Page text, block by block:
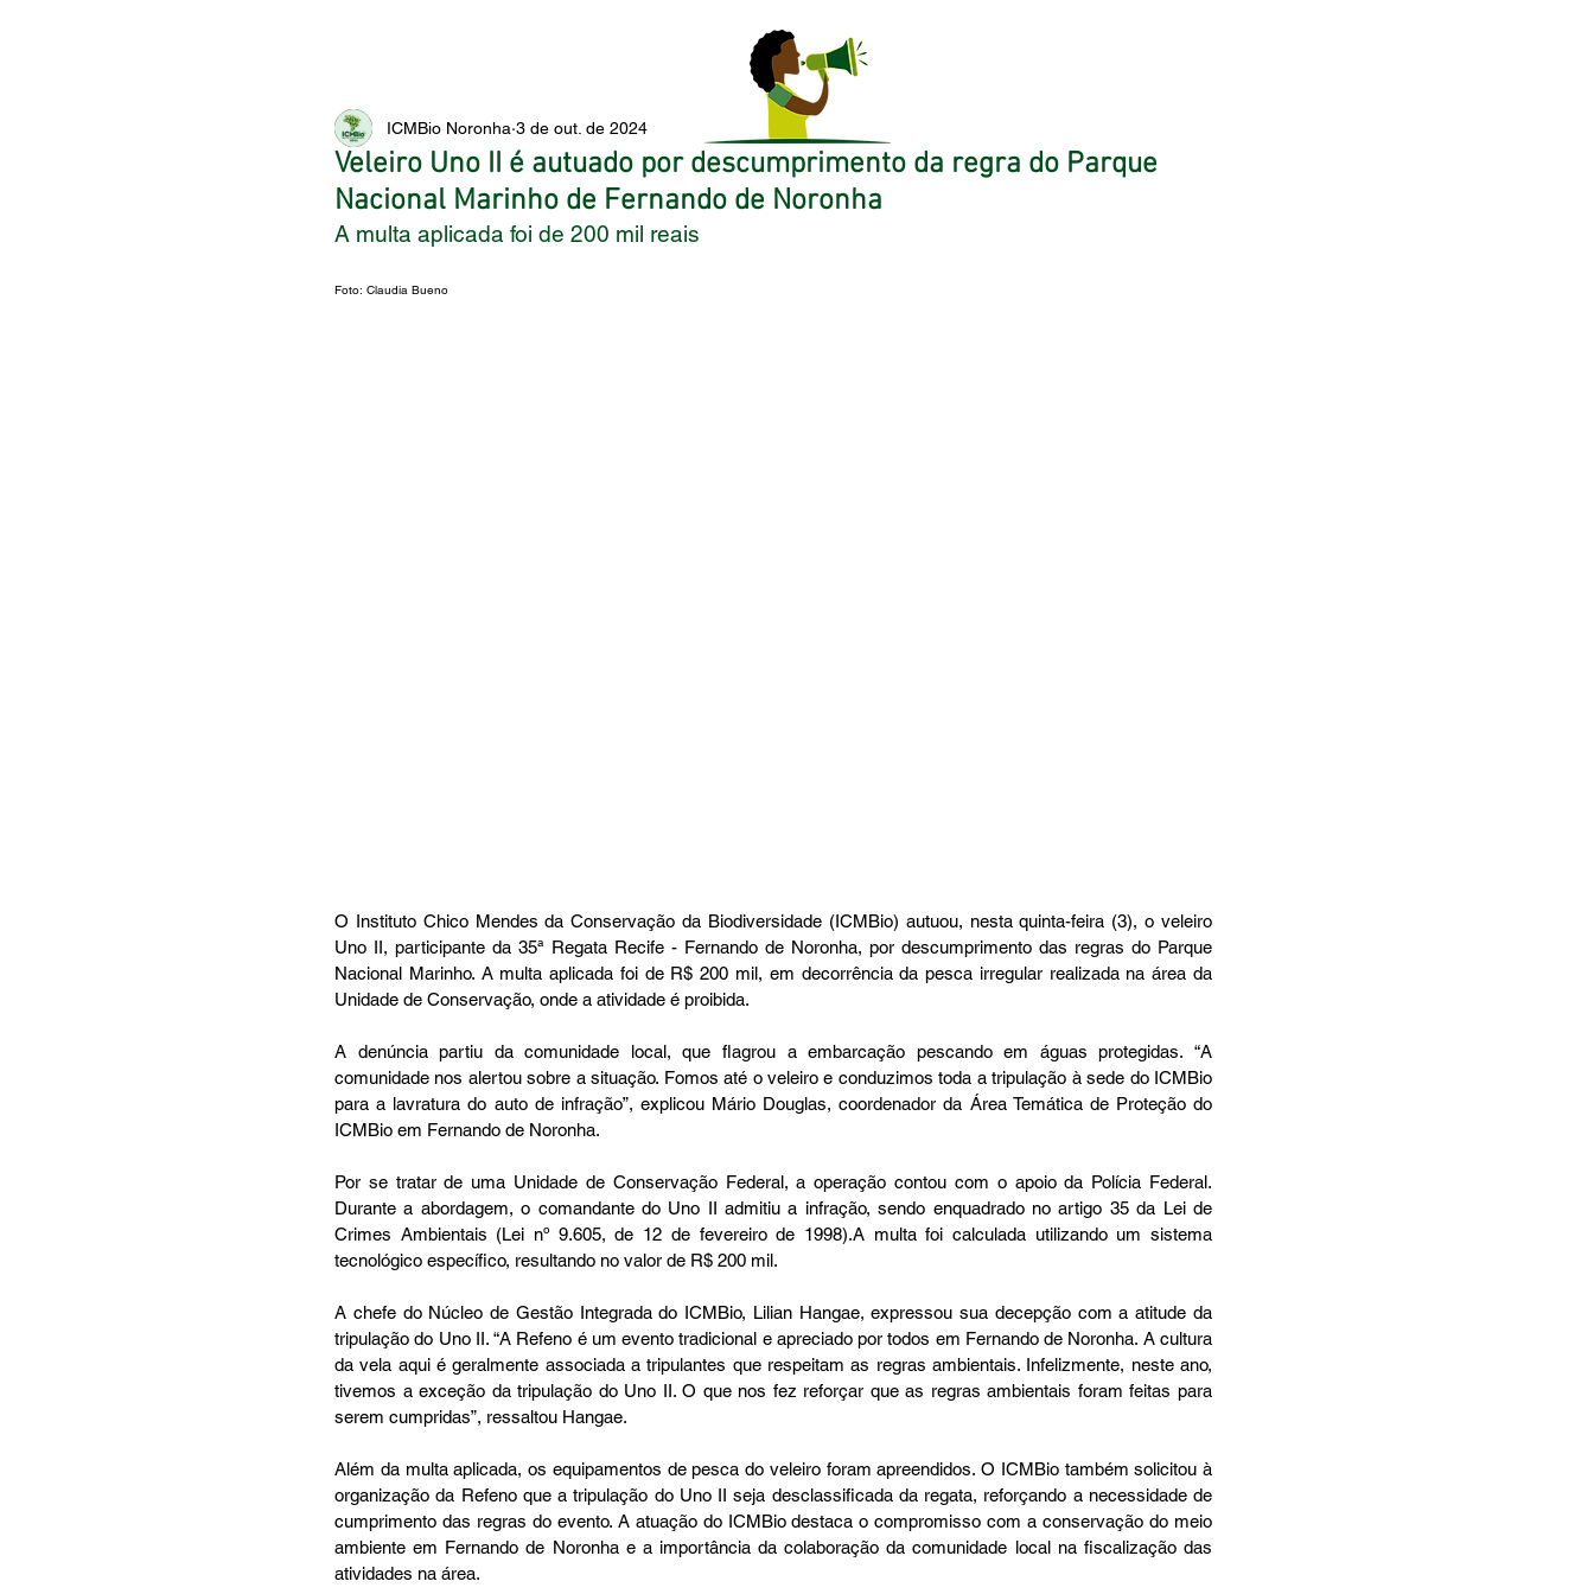
Veleiro Uno II é autuado por descumprimento da regra do Parque
Nacional Marinho de Fernando de Noronha
ICMBio Noronha 3 de out. de 2024
A multa aplicada foi de 200 mil reais
Foto: Claudia Bueno
O Instituto Chico Mendes da Conservação da Biodiversidade (ICMBio) autuou, nesta quinta-feira (3), o veleiro
Uno II, participante da 35ª Regata Recife - Fernando de Noronha, por descumprimento das regras do Parque
Nacional Marinho. A multa aplicada foi de R$ 200 mil, em decorrência da pesca irregular realizada na área da
Unidade de Conservação, onde a atividade é proibida.
A denúncia partiu da comunidade local, que flagrou a embarcação pescando em águas protegidas. “A
comunidade nos alertou sobre a situação. Fomos até o veleiro e conduzimos toda a tripulação à sede do ICMBio
para a lavratura do auto de infração”, explicou Mário Douglas, coordenador da Área Temática de Proteção do
ICMBio em Fernando de Noronha.
Por se tratar de uma Unidade de Conservação Federal, a operação contou com o apoio da Polícia Federal.
Durante a abordagem, o comandante do Uno II admitiu a infração, sendo enquadrado no artigo 35 da Lei de
Crimes Ambientais (Lei nº 9.605, de 12 de fevereiro de 1998).A multa foi calculada utilizando um sistema
tecnológico específico, resultando no valor de R$ 200 mil.
A chefe do Núcleo de Gestão Integrada do ICMBio, Lilian Hangae, expressou sua decepção com a atitude da
tripulação do Uno II. “A Refeno é um evento tradicional e apreciado por todos em Fernando de Noronha. A cultura
da vela aqui é geralmente associada a tripulantes que respeitam as regras ambientais. Infelizmente, neste ano,
tivemos a exceção da tripulação do Uno II. O que nos fez reforçar que as regras ambientais foram feitas para
serem cumpridas”, ressaltou Hangae.
Além da multa aplicada, os equipamentos de pesca do veleiro foram apreendidos. O ICMBio também solicitou à
organização da Refeno que a tripulação do Uno II seja desclassificada da regata, reforçando a necessidade de
cumprimento das regras do evento. A atuação do ICMBio destaca o compromisso com a conservação do meio
ambiente em Fernando de Noronha e a importância da colaboração da comunidade local na fiscalização das
atividades na área.